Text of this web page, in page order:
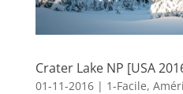
Crater Lake NP [USA
01-11-2016| 1-Facile,